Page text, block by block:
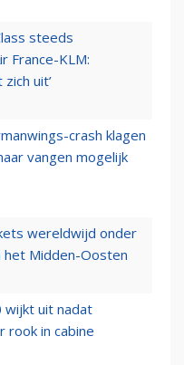
steeds
France-KLM:
uit’
crash klagen
vangen mogelijk
wereldwijd onder
Midden-Oosten
wijkt uit nadat
rook in cabine